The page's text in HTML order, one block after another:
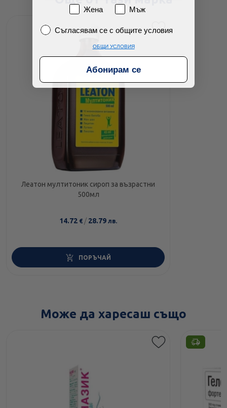
Леатон мултитоник сироп за възрастни
500мл
14.72 € / 28.79 лв.
ПОРЪЧАЙ
Може да харесаш също
ПолЖена
Мъж
Съгласявам се с общите условия
Съгласявам се с общите условия
ОБЩИ УСЛОВИЯ
Абонирам се